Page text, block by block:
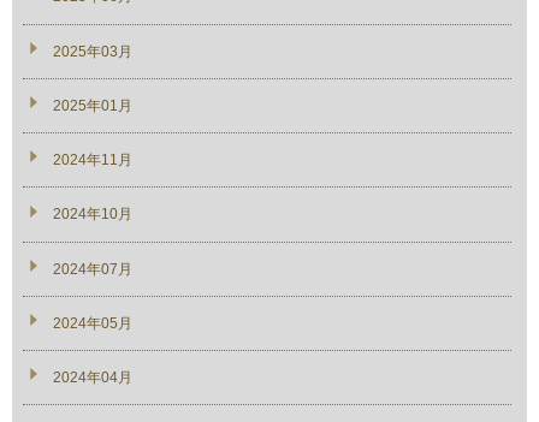
2025年03月
2025年01月
2024年11月
2024年10月
2024年07月
2024年05月
2024年04月